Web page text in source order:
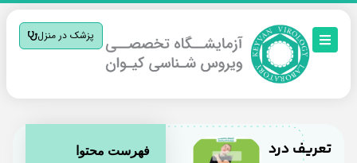
پزشک در منزل
تعریف درد
فهرست محتوا